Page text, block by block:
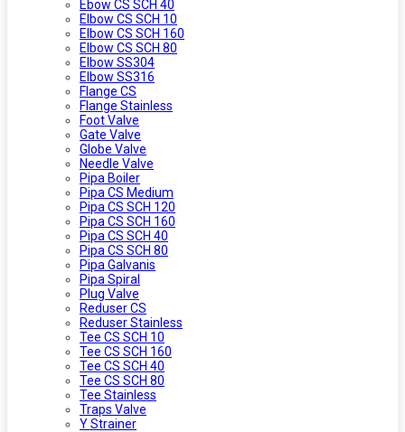
Ebow CS SCH 40
Elbow CS SCH 10
Elbow CS SCH 160
Elbow CS SCH 80
Elbow SS304
Elbow SS316
Flange CS
Flange Stainless
Foot Valve
Gate Valve
Globe Valve
Needle Valve
Pipa Boiler
Pipa CS Medium
Pipa CS SCH 120
Pipa CS SCH 160
Pipa CS SCH 40
Pipa CS SCH 80
Pipa Galvanis
Pipa Spiral
Plug Valve
Reduser CS
Reduser Stainless
Tee CS SCH 10
Tee CS SCH 160
Tee CS SCH 40
Tee CS SCH 80
Tee Stainless
Traps Valve
Y Strainer